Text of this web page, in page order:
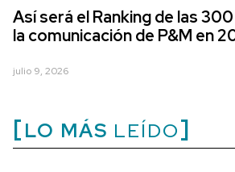
Así será el Ranking de las
la comunicación de P&M en
julio 9, 2026
LO MÁS LEÍDO